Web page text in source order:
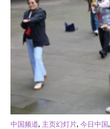
中国频道, 主页幻灯片, 今日中国,